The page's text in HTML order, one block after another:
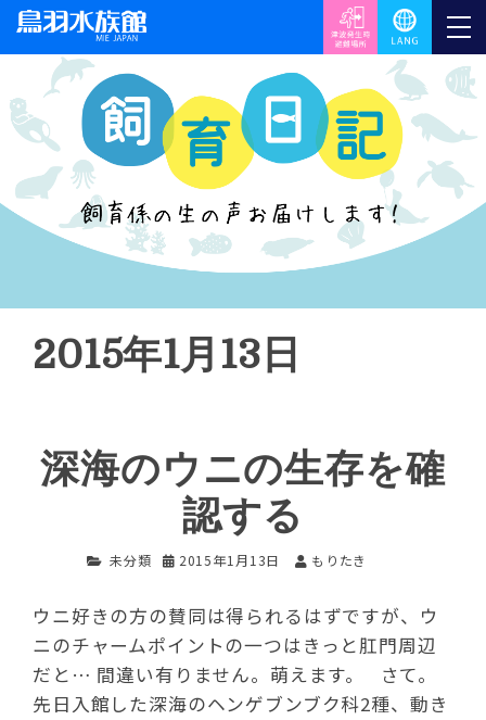
2015年1月13日
深海のウニの生存を確
認する
未分類 2015年1月13日 もりたき
ウニ好きの方の賛同は得られるはずですが、ウ
ニのチャームポイントの一つはきっと肛門周辺
だと… 間違い有りません。萌えます。 さて。
先日入館した深海のヘンゲブンブク科2種、動き